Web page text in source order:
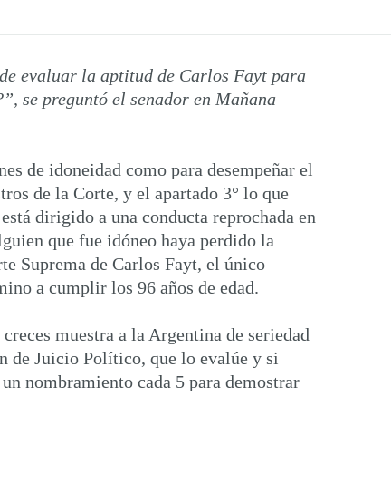
evaluar la aptitud de Carlos Fayt para
se preguntó el senador en Mañana
de idoneidad como para desempeñar el
de la Corte, y el apartado 3° lo que
dirigido a una conducta reprochada en
que fue idóneo haya perdido la
Suprema de Carlos Fayt, el único
a cumplir los 96 años de edad.
muestra a la Argentina de seriedad
de Juicio Político, que lo evalúe y si
nombramiento cada 5 para demostrar